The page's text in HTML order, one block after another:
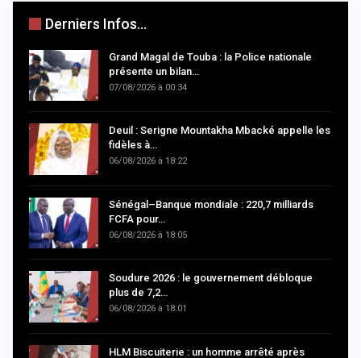
Derniers Infos...
Grand Magal de Touba : la Police nationale
présente un bilan…
07/08/2026 à 00:34
Deuil : Serigne Mountakha Mbacké appelle les
fidèles à…
06/08/2026 à 18:22
Sénégal–Banque mondiale : 220,7 milliards
FCFA pour…
06/08/2026 à 18:05
Soudure 2026 : le gouvernement débloque
plus de 7,2…
06/08/2026 à 18:01
HLM Biscuiterie : un homme arrêté après